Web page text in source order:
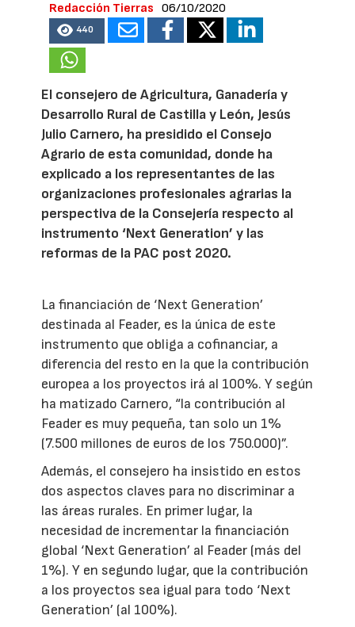
Redacción Tierras 06/10/2020
440
El consejero de Agricultura, Ganadería y
Desarrollo Rural de Castilla y León, Jesús
Julio Carnero, ha presidido el Consejo
Agrario de esta comunidad, donde ha
explicado a los representantes de las
organizaciones profesionales agrarias la
perspectiva de la Consejería respecto al
instrumento ‘Next Generation’ y las
reformas de la PAC post 2020.
La financiación de ‘Next Generation’
destinada al Feader, es la única de este
instrumento que obliga a cofinanciar, a
diferencia del resto en la que la contribución
europea a los proyectos irá al 100%. Y según
ha matizado Carnero, “la contribución al
Feader es muy pequeña, tan solo un 1%
(7.500 millones de euros de los 750.000)”.
Además, el consejero ha insistido en estos
dos aspectos claves para no discriminar a
las áreas rurales. En primer lugar, la
necesidad de incrementar la financiación
global ‘Next Generation’ al Feader (más del
1%). Y en segundo lugar, que la contribución
a los proyectos sea igual para todo ‘Next
Generation’ (al 100%).